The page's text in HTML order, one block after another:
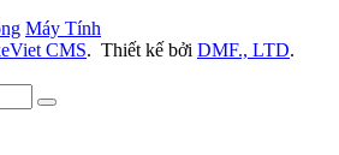
Máy Tính
CMS. Thiết kế bởi DMF., LTD.